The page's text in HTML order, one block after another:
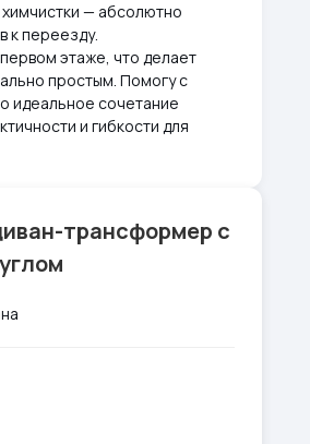
— абсолютно
к переезду.
этаже, что делает
простым. Помогу с
идеальное сочетание
и гибкости для
трансформер с